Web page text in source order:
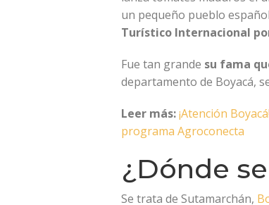
un pequeño pueblo
Turístico Internacional
Fue tan grande su fama
departamento de Boyacá,
Leer más:¡Atención
programa Agroconecta
¿Dónde
Se trata de Sutamarchán,